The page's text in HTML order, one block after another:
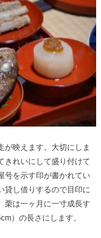
が映えます。大切にしま
きれいにして盛り付けて
号を示す印が書かれてい
貸し借りするので目印に
栗は一ヶ月に一寸成長す
）の長さにします。